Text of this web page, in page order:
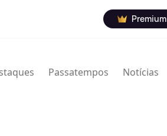
Premium
Passatempos Notícias